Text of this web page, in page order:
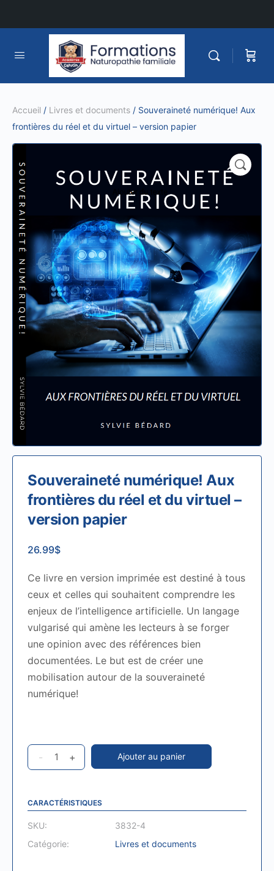
Accueil / Livres et documents / Souveraineté numérique! Aux
frontières du réel et du virtuel – version papier
Souveraineté numérique! Aux
frontières du réel et du virtuel –
version papier
26.99$
Ce livre en version imprimée est destiné à tous
ceux et celles qui souhaitent comprendre les
enjeux de l’intelligence artificielle. Un langage
vulgarisé qui amène les lecteurs à se forger
une opinion avec des références bien
documentées. Le but est de créer une
mobilisation autour de la souveraineté
numérique!
Souveraineté
numérique!
frontières
et
- + Ajouter au panier
CARACTÉRISTIQUES
SKU:
3832-4
Catégorie:
Livres et documents